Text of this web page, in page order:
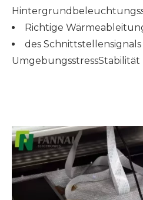
Richtige
des
UmgebungsstressStabilität